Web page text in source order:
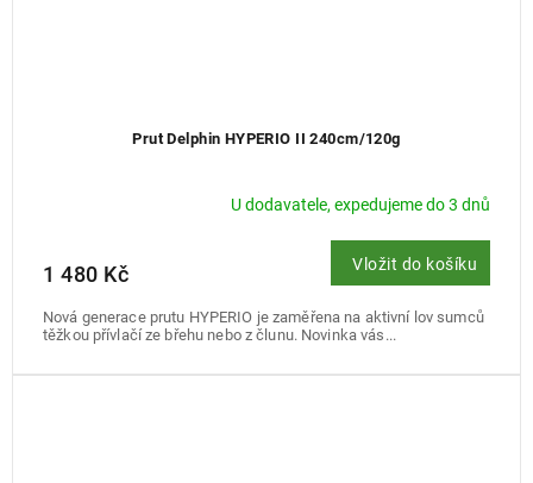
Prut Delphin HYPERIO II 240cm/120g
U dodavatele, expedujeme do 3 dnů
1 480 Kč Vložit do košíku
Nová generace prutu HYPERIO je zaměřena na aktivní lov sumců
těžkou přívlačí ze břehu nebo z člunu. Novinka vás...